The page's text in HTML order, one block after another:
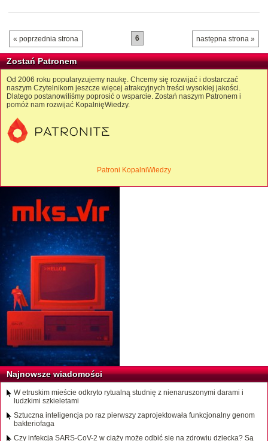
« poprzednia strona następna strona »
6
Zostań Patronem
Od 2006 roku popularyzujemy naukę. Chcemy się rozwijać i dostarczać
naszym Czytelnikom jeszcze więcej atrakcyjnych treści wysokiej jakości.
Dlatego postanowiliśmy poprosić o wsparcie. Zostań naszym Patronem i
pomóż nam rozwijać KopalnięWiedzy.
Patroni KopalniWiedzy
Najnowsze wiadomości
W etruskim mieście odkryto rytualną studnię z nienaruszonymi darami i
ludzkimi szkieletami
Sztuczna inteligencja po raz pierwszy zaprojektowała funkcjonalny genom
bakteriofaga
Czy infekcja SARS-CoV-2 w ciąży może odbić się na zdrowiu dziecka? Są